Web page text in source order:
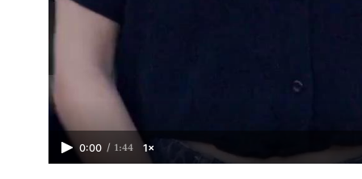
0:00 / 1:44 1×